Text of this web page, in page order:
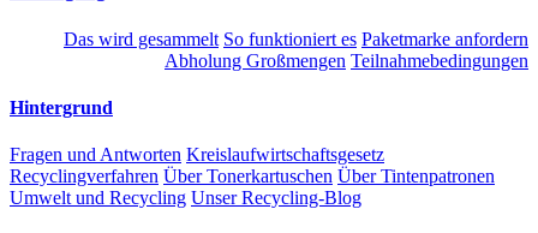
Das wird gesammelt So funktioniert es Paketmarke anfordern
Abholung Großmengen Teilnahmebedingungen
Hintergrund
Fragen und Antworten Kreislaufwirtschaftsgesetz
Recyclingverfahren Über Tonerkartuschen Über Tintenpatronen
Umwelt und Recycling Unser Recycling-Blog